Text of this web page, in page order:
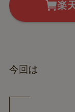
楽
今回は